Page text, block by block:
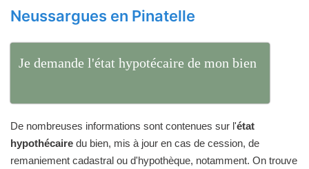
Neussargues en Pinatelle
Je demande l'état hypotécaire de mon bien
De nombreuses informations sont contenues sur l'état
hypothécaire du bien, mis à jour en cas de cession, de
remaniement cadastral ou d'hypothèque, notamment. On trouve